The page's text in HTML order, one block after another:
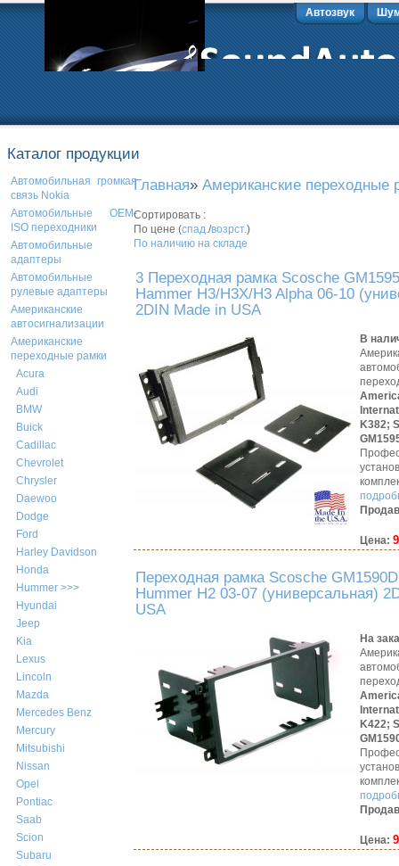
Автозвук
Каталог продукции
Автомобильная громкая
связь Nokia
Автомобильные OEM-
ISO переходники
Автомобильные
адаптеры
Автомобильные
рулевые адаптеры
Американские
автосигнализации
Американские
переходные рамки
Acura
Audi
BMW
Buick
Cadillac
Chevrolet
Chrysler
Daewoo
Dodge
Ford
Harley Davidson
Honda
Hummer >>>
Hyundai
Jeep
Kia
Lexus
Lincoln
Mazda
Mercedes Benz
Mercury
Mitsubishi
Nissan
Opel
Pontiac
Saab
Scion
Subaru
Главная» Американские переходные
Сортировать :
По цене (спад./возрст.)
По наличию на складе
3 Переходная рамка Scosche
Hammer H3/H3X/H3 Alpha 06-10
2DIN Made in USA
В
K382;
Цена:
Переходная рамка Scosche
Hummer H2 03-07 (универсальная)
USA
На
K422;
Цена: